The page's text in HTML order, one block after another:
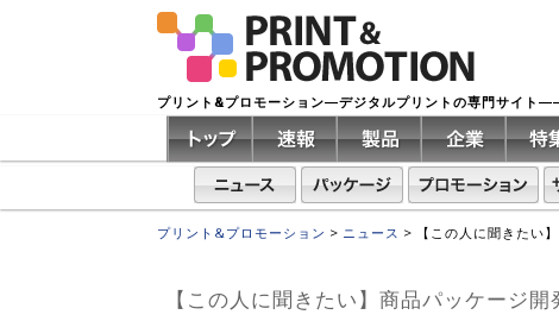
プリント&プロモーション―デジタルプリントの専門サイト
プリント&プロモーション > ニュース > 【この人に聞きた
【この人に聞きたい】商品パッケー